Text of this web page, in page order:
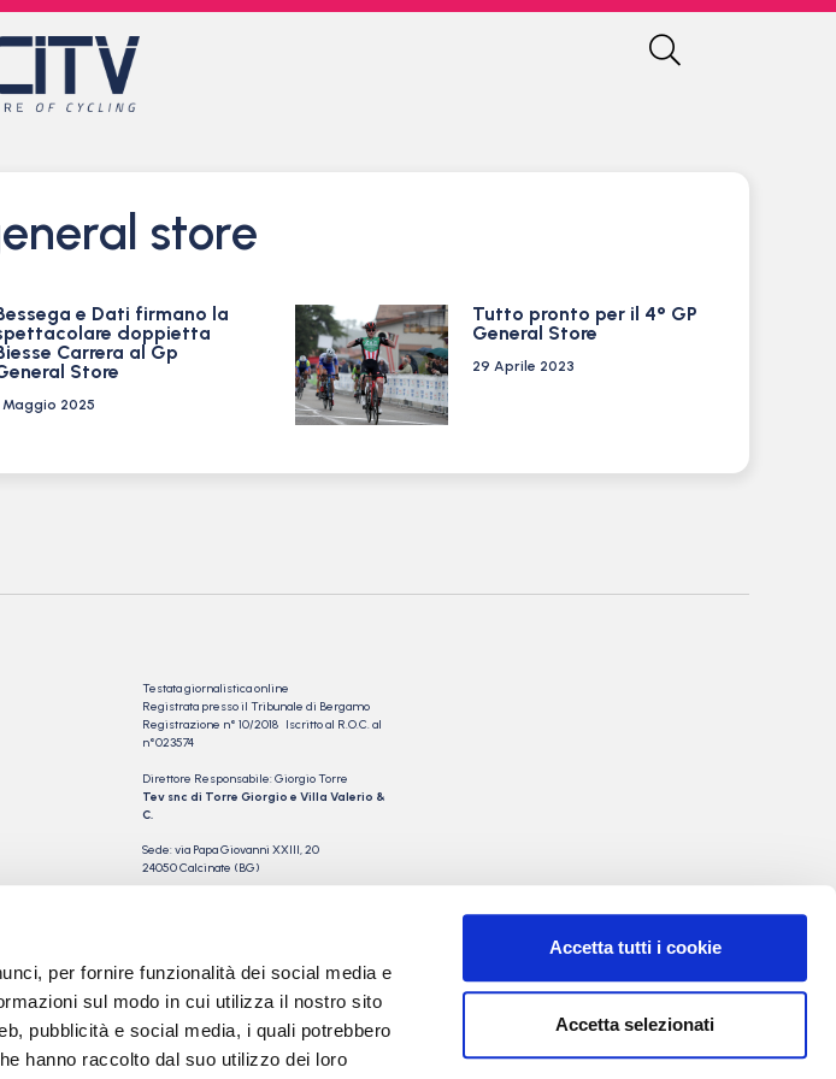
per fornire funzionalità dei social media e
sul modo in cui utilizza il nostro sito
pubblicità e social media, i quali potrebbero
hanno raccolto dal suo utilizzo dei loro
Accetta tutti i cookie
Accetta selezionati
store
e Dati firmano la
doppietta
Carrera al Gp
Store
Maggio 2025
Tutto pronto per il 4° GP
General Store
29 Aprile 2023
Testata giornalistica online
Registrata presso il Tribunale di Bergamo
Registrazione n° 10/2018 Iscritto al R.O.C. al
n°023574
Direttore Responsabile: Giorgio Torre
Tev snc di Torre Giorgio e Villa Valerio &
C.
Sede: via Papa Giovanni XXIII, 20
24050 Calcinate (BG)